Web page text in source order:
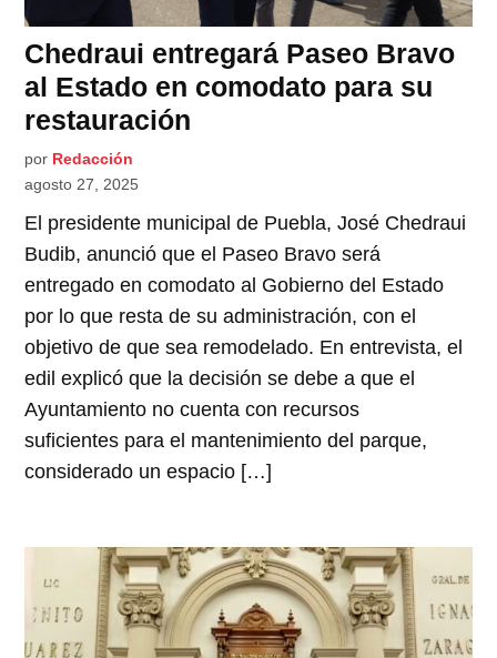
Chedraui entregará Paseo Bravo
al Estado en comodato para su
restauración
por Redacción
agosto 27, 2025
El presidente municipal de Puebla, José Chedraui
Budib, anunció que el Paseo Bravo será
entregado en comodato al Gobierno del Estado
por lo que resta de su administración, con el
objetivo de que sea remodelado. En entrevista, el
edil explicó que la decisión se debe a que el
Ayuntamiento no cuenta con recursos
suficientes para el mantenimiento del parque,
considerado un espacio […]